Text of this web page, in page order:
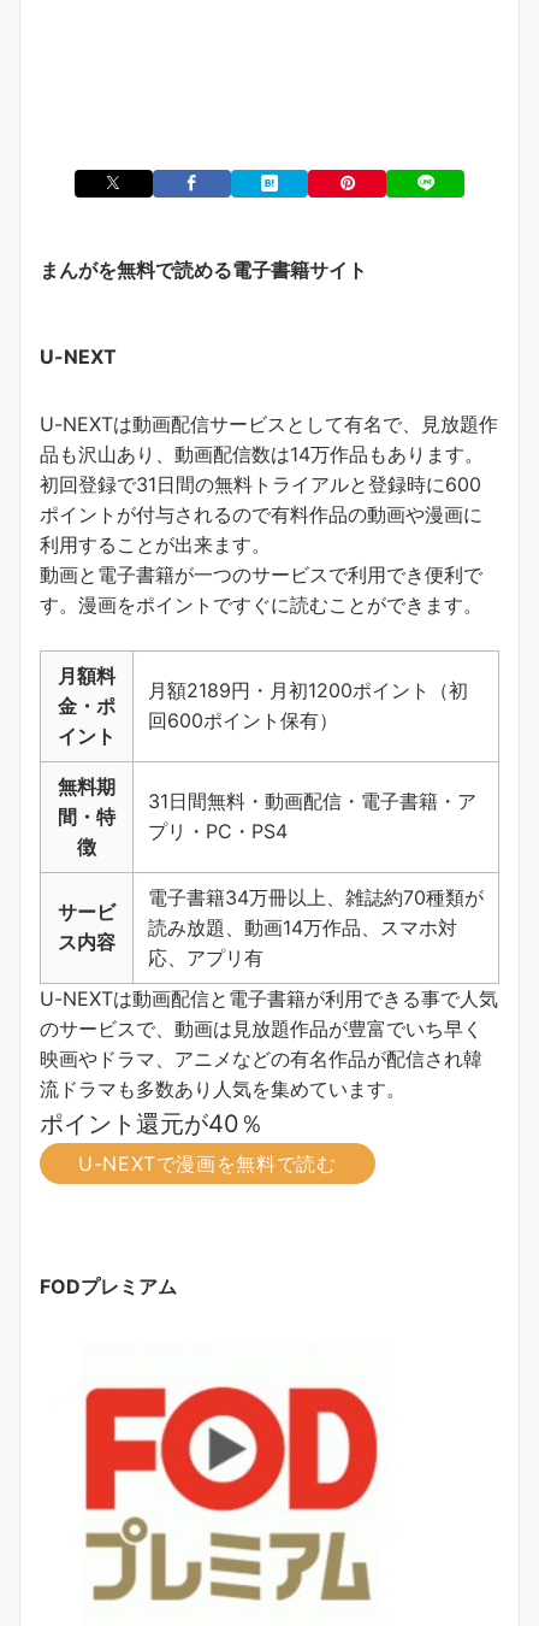
まんがを無料で読める電子書籍サイト
U-NEXT
U-NEXTは動画配信サービスとして有名で、見放題作
品も沢山あり、動画配信数は14万作品もあります。
初回登録で31日間の無料トライアルと登録時に600
ポイントが付与されるので有料作品の動画や漫画に
利用することが出来ます。
動画と電子書籍が一つのサービスで利用でき便利で
す。 漫画をポイントですぐに読むことができます。
月額料
金・ポ
イント
月額2189円・月初1200ポイント（初
回600ポイント保有）
無料期
間・特
徴
31日間無料・動画配信・電子書籍・ア
プリ・PC・PS4
サービ
ス内容
電子書籍34万冊以上、雑誌約70種類が
読み放題、動画14万作品、スマホ対
応、アプリ有
U-NEXTは動画配信と電子書籍が利用できる事で人気
のサービスで、動画は見放題作品が豊富でいち早く
映画やドラマ、アニメなどの有名作品が配信され韓
流ドラマも多数あり人気を集めています。
ポイント還元が40％
U-NEXTで漫画を無料で読む
FODプレミアム